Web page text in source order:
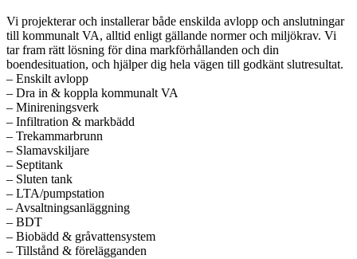
Vi projekterar och installerar både enskilda avlopp och anslutningar
till kommunalt VA, alltid enligt gällande normer och miljökrav. Vi
tar fram rätt lösning för dina markförhållanden och din
boendesituation, och hjälper dig hela vägen till godkänt slutresultat.
– Enskilt avlopp
– Dra in & koppla kommunalt VA
– Minireningsverk
– Infiltration & markbädd
– Trekammarbrunn
– Slamavskiljare
– Septitank
– Sluten tank
– LTA/pumpstation
– Avsaltningsanläggning
– BDT
– Biobädd & gråvattensystem
– Tillstånd & förelägganden